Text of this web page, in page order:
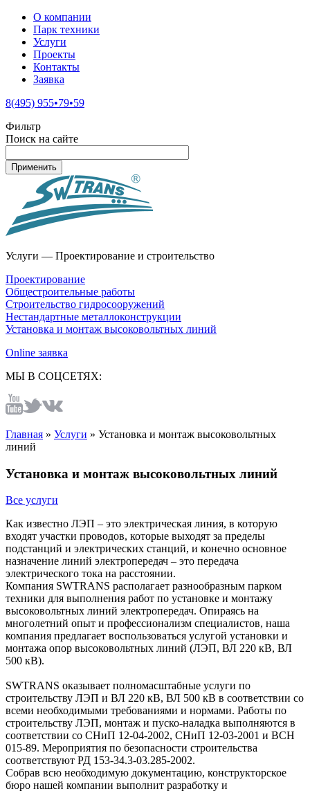
О компании
Парк техники
Услуги
Проекты
Контакты
Заявка
8(495) 955•79•59
Фильтр
Поиск на сайте
Услуги — Проектирование и строительство
Проектирование
Общестроительные работы
Строительство гидросооружений
Нестандартные металлоконструкции
Установка и монтаж высоковольтных линий
Online заявка
МЫ В СОЦСЕТЯХ:
Главная » Услуги » Установка и монтаж высоковольтных
линий
Установка и монтаж высоковольтных линий
Все услуги
Как известно ЛЭП – это электрическая линия, в которую
входят участки проводов, которые выходят за пределы
подстанций и электрических станций, и конечно основное
назначение линий электропередач – это передача
электрического тока на расстоянии.
Компания SWTRANS располагает разнообразным парком
техники для выполнения работ по установке и монтажу
высоковольтных линий электропередач. Опираясь на
многолетний опыт и профессионализм специалистов, наша
компания предлагает воспользоваться услугой установки и
монтажа опор высоковольтных линий (ЛЭП, ВЛ 220 кВ, ВЛ
500 кВ).
SWTRANS оказывает полномасштабные услуги по
строительству ЛЭП и ВЛ 220 кВ, ВЛ 500 кВ в соответствии со
всеми необходимыми требованиями и нормами. Работы по
строительству ЛЭП, монтаж и пуско-наладка выполняются в
соответствии со СНиП 12-04-2002, СНиП 12-03-2001 и ВСН
015-89. Мероприятия по безопасности строительства
соответствуют РД 153-34.3-03.285-2002.
Собрав всю необходимую документацию, конструкторское
бюро нашей компании выполнит разработку и